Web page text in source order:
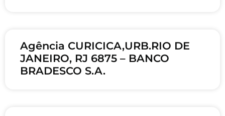
Agência CURICICA,URB.RIO DE
JANEIRO, RJ 6875 – BANCO
BRADESCO S.A.